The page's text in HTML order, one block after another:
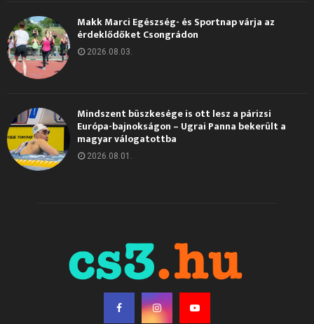
Makk Marci Egészség- és Sportnap várja az
érdeklődőket Csongrádon
2026.08.03.
Mindszent büszkesége is ott lesz a párizsi
Európa-bajnokságon – Ugrai Panna bekerült a
magyar válogatottba
2026.08.01.